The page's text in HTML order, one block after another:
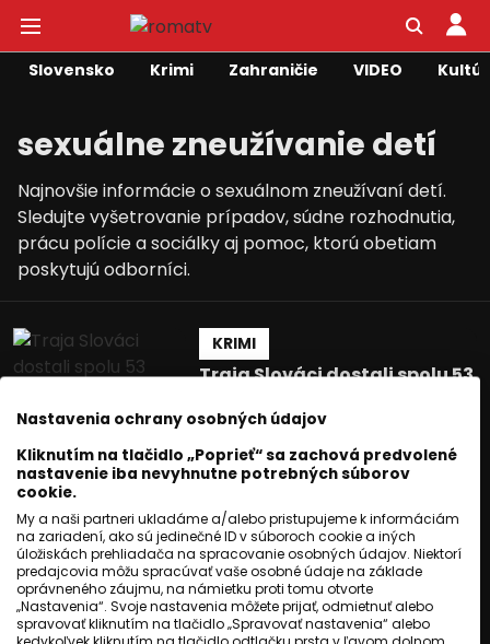
Slovensko Krimi Zahraničie VIDEO
sexuálne zneužívanie detí
Najnovšie informácie o sexuálnom zneužívaní detí.
Sledujte vyšetrovanie prípadov, súdne rozhodnutia,
prácu polície a sociálky aj pomoc, ktorú obetiam
poskytujú odborníci.
KRIMI
Traja Slováci dostali spolu 53
dieťaťa.
Roma Television
16 september 2025
3 min. čítania
KRIMI
Anglicko: Traja Slováci
znásilňovali 12-ročné dievča
tri dni.
Roma Television
20 jún 2025
Nastavenia ochrany osobných údajov
Kliknutím na tlačidlo „Poprieť“ sa zachová predvolené
nastavenie iba nevyhnutne potrebných súborov
cookie.
My a naši partneri ukladáme a/alebo pristupujeme k informáciám
na zariadení, ako sú jedinečné ID v súboroch cookie a iných
úložiskách prehliadača na spracovanie osobných údajov. Niektorí
predajcovia môžu spracúvať vaše osobné údaje na základe
oprávneného záujmu, na námietku proti tomu otvorte
„Nastavenia“. Svoje nastavenia môžete prijať, odmietnuť alebo
spravovať kliknutím na tlačidlo „Spravovať nastavenia“ alebo
kedykoľvek kliknutím na tlačidlo odtlačku prsta v ľavom dolnom